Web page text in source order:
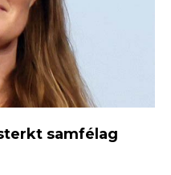
samfélag